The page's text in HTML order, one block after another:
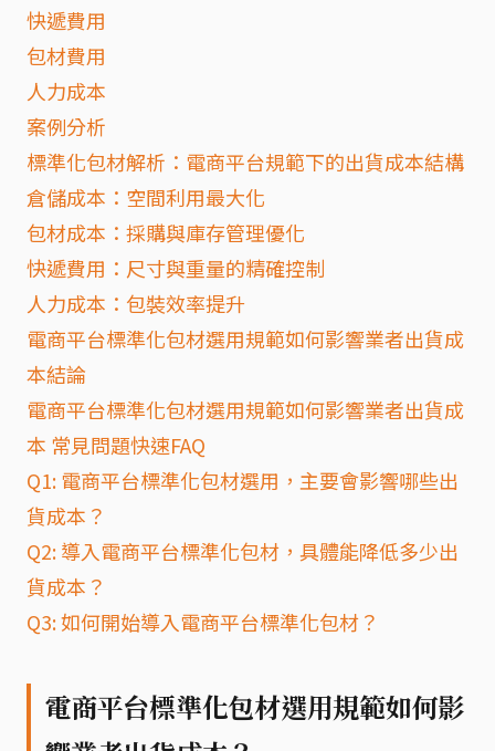
快遞費用
包材費用
人力成本
案例分析
標準化包材解析：電商平台規範下的出貨成本結構
倉儲成本：空間利用最大化
包材成本：採購與庫存管理優化
快遞費用：尺寸與重量的精確控制
人力成本：包裝效率提升
電商平台標準化包材選用規範如何影響業者出貨成
本結論
電商平台標準化包材選用規範如何影響業者出貨成
本 常見問題快速FAQ
Q1: 電商平台標準化包材選用，主要會影響哪些出
貨成本？
Q2: 導入電商平台標準化包材，具體能降低多少出
貨成本？
Q3: 如何開始導入電商平台標準化包材？
電商平台標準化包材選用規範如何影